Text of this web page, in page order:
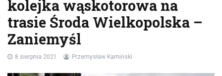
kolejka wąskotorowa na
trasie Środa Wielkopolska –
Zaniemyśl
8 sierpnia 2021 Przemysław Kamiński